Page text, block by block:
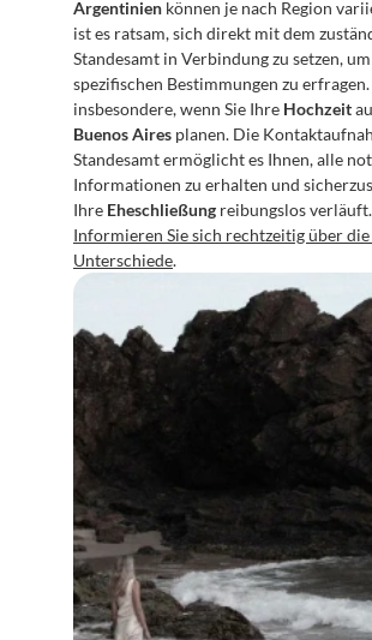
Argentinien können je nach Region
ist es ratsam, sich direkt mit dem
Standesamt in Verbindung zu setzen,
spezifischen Bestimmungen zu
insbesondere, wenn Sie Ihre Hochzeit
Buenos Aires planen. Die
Standesamt ermöglicht es Ihnen, alle
Informationen zu erhalten und
Ihre Eheschließung
Informieren Sie sich rechtzeitig über
Unterschiede.